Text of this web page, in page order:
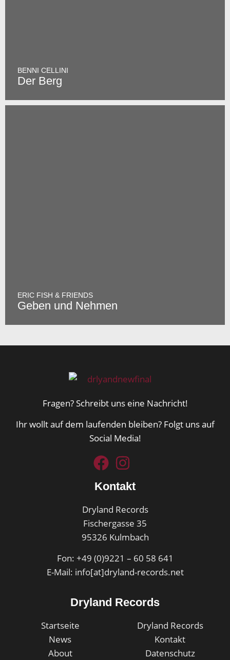
BENNI CELLINI
Der Berg
ERIC FISH & FRIENDS
Geben und Nehmen
Fragen? Schreibt uns eine Nachricht!
Ihr wollt auf dem laufenden bleiben? Folgt uns auf
Social Media!
Kontakt
Dryland Records
Fischergasse 35
95326 Kulmbach
Fon: +49 (0)9221 – 60 58 641
E-Mail: info[at]dryland-records.net
Dryland Records
Startseite
News
About
Dryland Records
Kontakt
Datenschutz